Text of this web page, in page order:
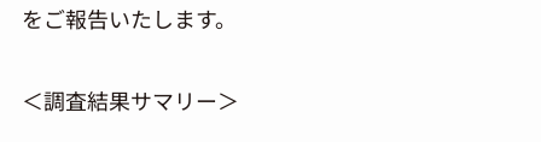
をご報告いたします。
＜調査結果サマリー＞